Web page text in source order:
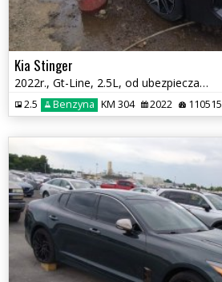
Kia Stinger
2022r., Gt-Line, 2.5L, od ubezpieczalni
2.5 Benzyna KM 304 2022 110515